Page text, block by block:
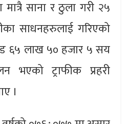
साना र ठुला गरी २५
साधनहरुलाई गरिएको
६५ लाख ५० हजार ५ सय
भएको ट्राफीक प्रहरी
।